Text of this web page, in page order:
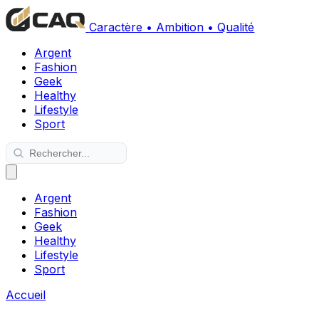
Caractère • Ambition • Qualité
Argent
Fashion
Geek
Healthy
Lifestyle
Sport
Argent
Fashion
Geek
Healthy
Lifestyle
Sport
Accueil